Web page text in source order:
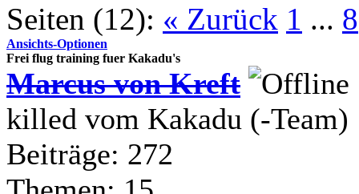
Seiten (12): « Zurück 1 ... 8
Ansichts-Optionen
Frei flug training fuer Kakadu's
Marcus von Kreft
killed vom Kakadu (-Team)
Beiträge: 272